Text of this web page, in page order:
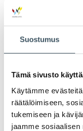
Suostumus
Tämä sivusto
Käytämme
räätälöimiseen,
tukemiseen ja
jaamme
2022
2021
2019
2018